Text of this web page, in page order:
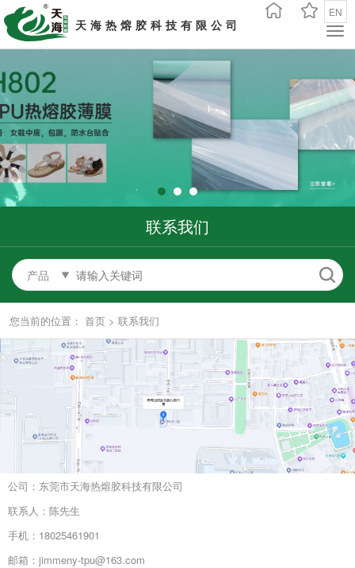
天海热熔胶科技有限公司
EN
联系我们
产品
您当前的位置： 首页 > 联系我们
公司：东莞市天海热熔胶科技有限公司
联系人：陈先生
手机：18025461901
邮箱：jimmeny-tpu@163.com